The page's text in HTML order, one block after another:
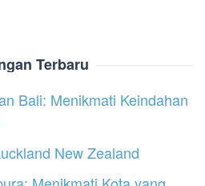
Terbaru
Bali: Menikmati Keindahan
New Zealand